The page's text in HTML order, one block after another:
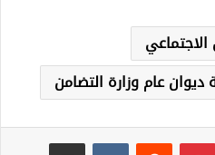
ديوان عام وزارة التضامن
بينتيريست